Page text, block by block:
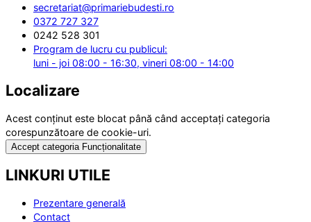
secretariat@primariebudesti.ro
0372 727 327
0242 528 301
Program de lucru cu publicul:
luni - joi 08:00 - 16:30, vineri 08:00 - 14:00
Localizare
Acest conținut este blocat până când acceptați categoria
corespunzătoare de cookie-uri.
Accept categoria Funcționalitate
LINKURI UTILE
Prezentare generală
Contact